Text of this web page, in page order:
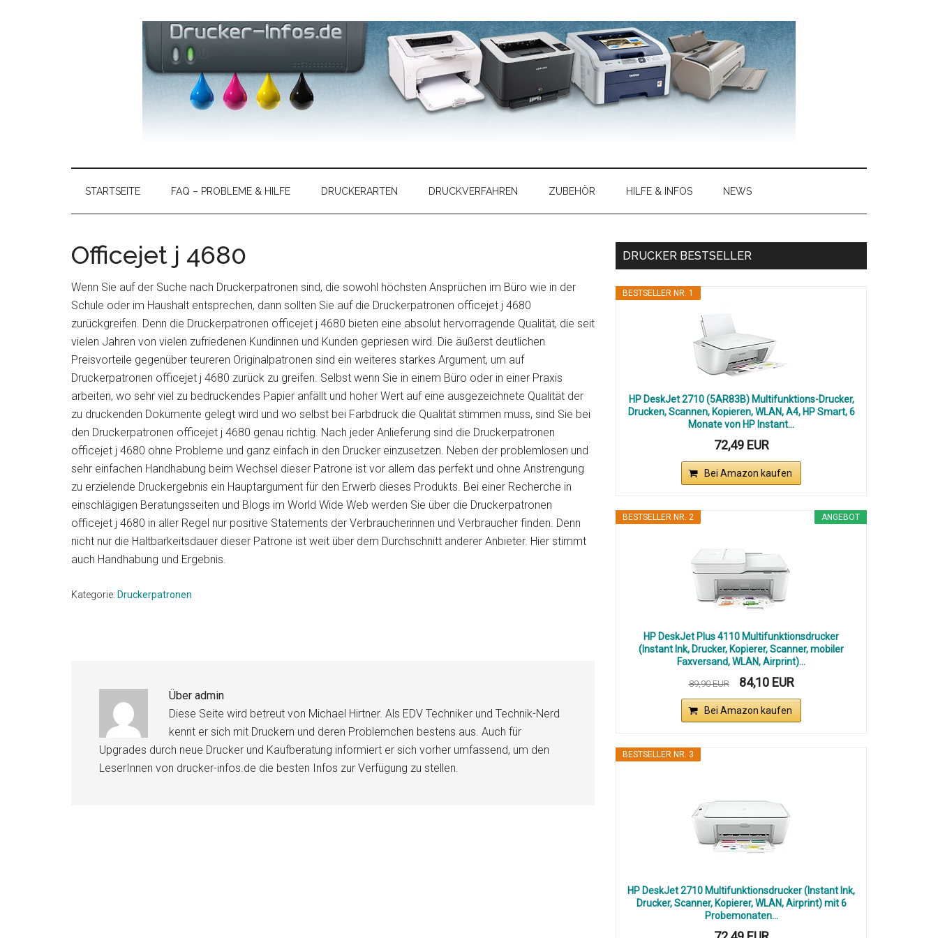
Drucker
Vergleich
-
Ratgeber
&
Neuheiten
Hier
gibt
Informationen
zu
Druckerproblemen,
Druckerneuheiten
&
aktuellen
Angeboten!
STARTSEITE FAQ – PROBLEME & HILFE DRUCKERARTEN DRUCKVERFAHREN ZUBEHÖR HILFE & INFOS NEWS
Officejet j 4680
Wenn Sie auf der Suche nach Druckerpatronen sind, die sowohl höchsten Ansprüchen im Büro wie in der
Schule oder im Haushalt entsprechen, dann sollten Sie auf die Druckerpatronen officejet j 4680
zurückgreifen. Denn die Druckerpatronen officejet j 4680 bieten eine absolut hervorragende Qualität, die seit
vielen Jahren von vielen zufriedenen Kundinnen und Kunden gepriesen wird. Die äußerst deutlichen
Preisvorteile gegenüber teureren Originalpatronen sind ein weiteres starkes Argument, um auf
Druckerpatronen officejet j 4680 zurück zu greifen. Selbst wenn Sie in einem Büro oder in einer Praxis
arbeiten, wo sehr viel zu bedruckendes Papier anfällt und hoher Wert auf eine ausgezeichnete Qualität der
zu druckenden Dokumente gelegt wird und wo selbst bei Farbdruck die Qualität stimmen muss, sind Sie bei
den Druckerpatronen officejet j 4680 genau richtig. Nach jeder Anlieferung sind die Druckerpatronen
officejet j 4680 ohne Probleme und ganz einfach in den Drucker einzusetzen. Neben der problemlosen und
sehr einfachen Handhabung beim Wechsel dieser Patrone ist vor allem das perfekt und ohne Anstrengung
zu erzielende Druckergebnis ein Hauptargument für den Erwerb dieses Produkts. Bei einer Recherche in
einschlägigen Beratungsseiten und Blogs im World Wide Web werden Sie über die Druckerpatronen
officejet j 4680 in aller Regel nur positive Statements der Verbraucherinnen und Verbraucher finden. Denn
nicht nur die Haltbarkeitsdauer dieser Patrone ist weit über dem Durchschnitt anderer Anbieter. Hier stimmt
auch Handhabung und Ergebnis.
Kategorie: Druckerpatronen
Über admin
Diese Seite wird betreut von Michael Hirtner. Als EDV Techniker und Technik-Nerd
kennt er sich mit Druckern und deren Problemchen bestens aus. Auch für
Upgrades durch neue Drucker und Kaufberatung informiert er sich vorher umfassend, um den
LeserInnen von drucker-infos.de die besten Infos zur Verfügung zu stellen.
Haupt-
DRUCKER BESTSELLER
BESTSELLER NR. 1
HP DeskJet 2710 (5AR83B) Multifunktions-Drucker,
Drucken, Scannen, Kopieren, WLAN, A4, HP Smart, 6
Monate von HP Instant...
72,49 EUR
Bei Amazon kaufen
ANGEBOT
BESTSELLER NR. 2
HP DeskJet Plus 4110 Multifunktionsdrucker
(Instant Ink, Drucker, Kopierer, Scanner, mobiler
Faxversand, WLAN, Airprint)...
89,90 EUR 84,10 EUR
Bei Amazon kaufen
BESTSELLER NR. 3
HP DeskJet 2710 Multifunktionsdrucker (Instant Ink,
Drucker, Scanner, Kopierer, WLAN, Airprint) mit 6
Probemonaten...